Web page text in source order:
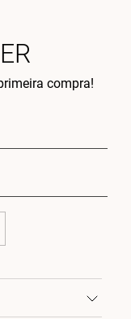
compra!